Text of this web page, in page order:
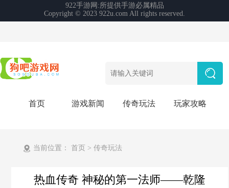
首页 游戏新闻 传奇玩法 玩家攻略
当前位置： 首页 > 传奇玩法
热血传奇 神秘的第一法师——乾隆